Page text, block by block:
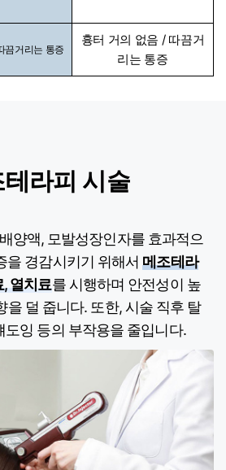
끔거리는 통증
흉터 거의 없음 / 따끔거
리는 통증
라피 시술
양액, 모발성장인자를 효과적으
을 경감시키기 위해서메조테라
열치료를 시행하며 안전성이 높
을 덜 줍니다. 또한, 시술 직후 탈
도잉 등의 부작용을 줄입니다.